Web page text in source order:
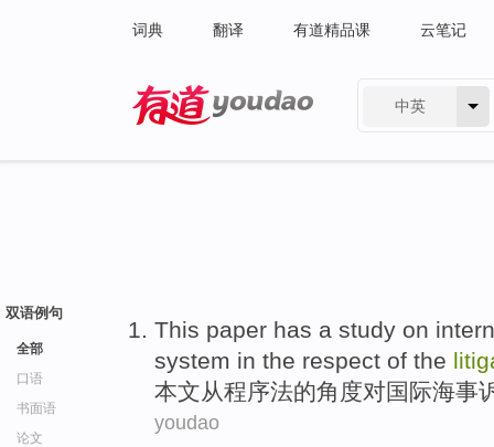
词典 翻译 有道精品课 云笔记
中英
双语例句
全部
口语
书面语
论文
This paper has a study on
system in the respect of the
本文从程序法的角度对国际海事
youdao